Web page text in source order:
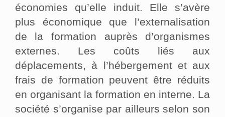
économies qu’elle induit. Elle s’avère
plus économique que l’externalisation
de la formation auprès d’organismes
externes. Les coûts liés aux
déplacements, à l’hébergement et aux
frais de formation peuvent être réduits
en organisant la formation en interne. La
société s’organise par ailleurs selon son